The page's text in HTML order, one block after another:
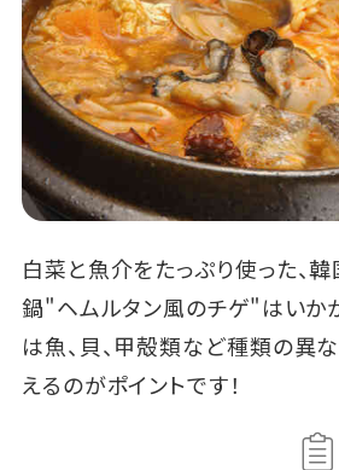
白菜と魚介をたっぷり使った、
鍋"ヘムルタン風のチゲ"はいか
は魚、貝、甲殻類など種類の異
えるのがポイントです！